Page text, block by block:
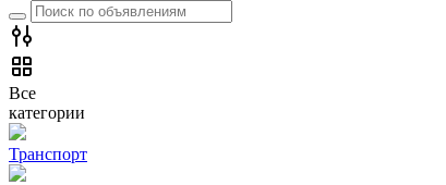
Все
категории
Транспорт